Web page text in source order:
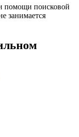
помощи поисковой
занимается